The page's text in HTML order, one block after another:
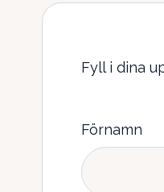
Fyll i dina
Förnamn